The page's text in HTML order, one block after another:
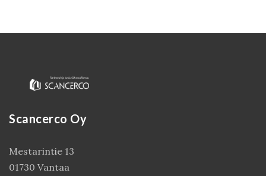
Scancerco Oy
Mestarintie 13
01730 Vantaa